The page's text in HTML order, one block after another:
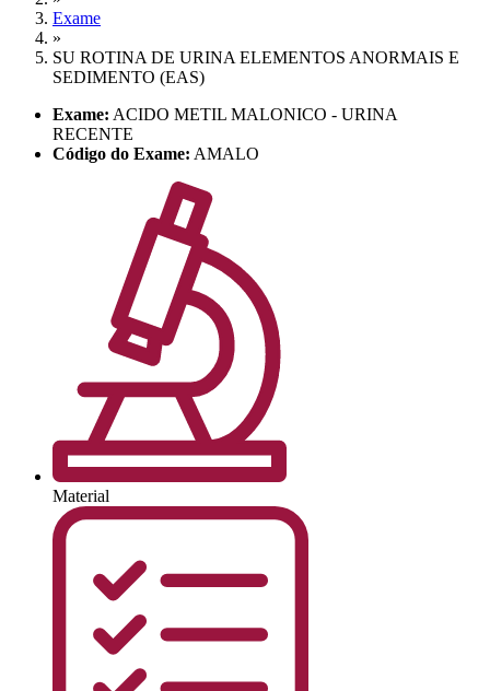
Exame
»
SU ROTINA DE URINA ELEMENTOS ANORMAIS E
SEDIMENTO (EAS)
Exame: ACIDO METIL MALONICO - URINA
RECENTE
Código do Exame: AMALO
Material